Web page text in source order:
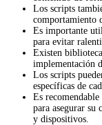
Los scripts
comportamiento
Es importante
para evitar
Existen
implementación
Los scripts
específicas de
Es
para asegurar su
y dispositivos.